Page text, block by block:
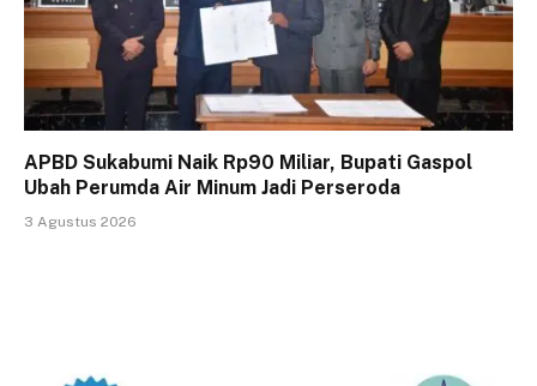
APBD Sukabumi Naik Rp90 Miliar, Bupati Gaspol
Ubah Perumda Air Minum Jadi Perseroda
3 Agustus 2026